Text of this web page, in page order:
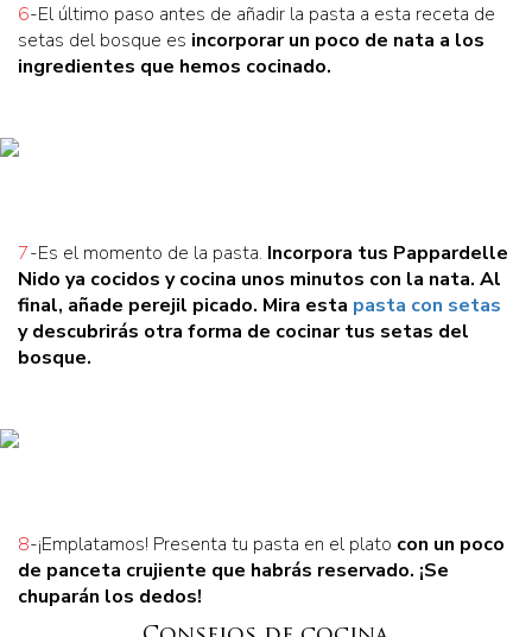
6-El último paso antes de añadir la pasta a esta receta de
setas del bosque es incorporar un poco de nata a los
ingredientes que hemos cocinado.
7-Es el momento de la pasta. Incorpora tus Pappardelle
Nido ya cocidos y cocina unos minutos con la nata. Al
final, añade perejil picado. Mira esta pasta con setas
y descubrirás otra forma de cocinar tus setas del
bosque.
8-¡Emplatamos! Presenta tu pasta en el plato con un poco
de panceta crujiente que habrás reservado. ¡Se
chuparán los dedos!